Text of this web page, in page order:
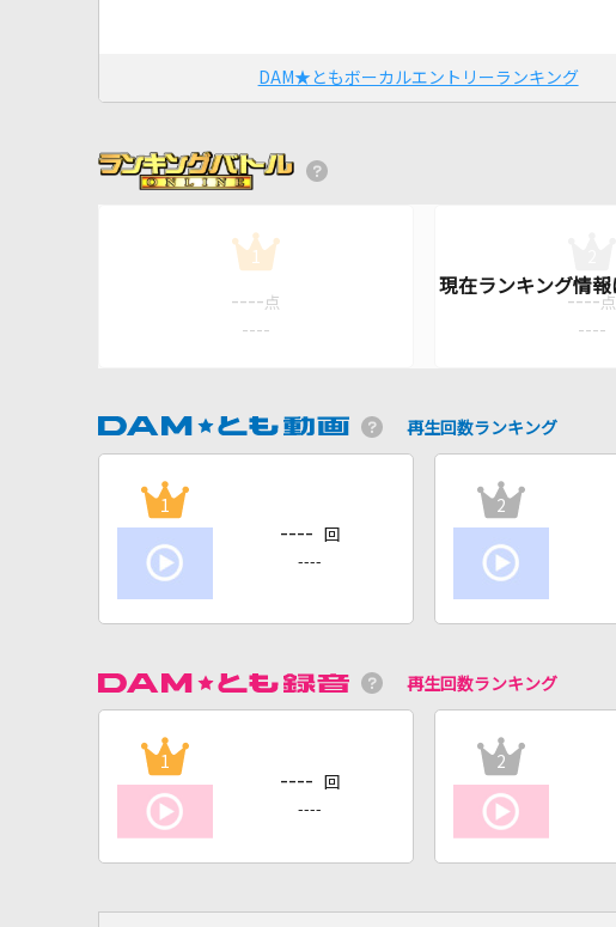
DAM★ともボーカルエントリーランキング
1
---- 点
----
---- 点
----
再生回数ランキング
1
---- 回
----
2
再生回数ランキング
1
---- 回
----
2